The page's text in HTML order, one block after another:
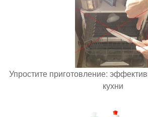
Упростите приготовление:
кухни